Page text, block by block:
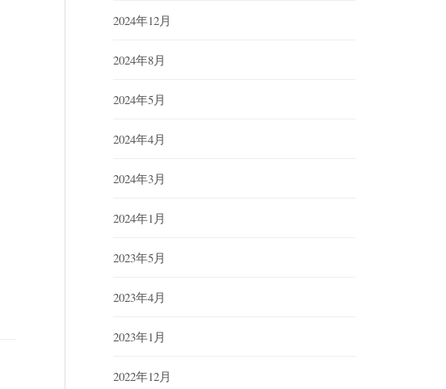
2024年12月
2024年8月
2024年5月
2024年4月
2024年3月
2024年1月
2023年5月
2023年4月
2023年1月
2022年12月